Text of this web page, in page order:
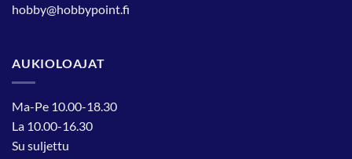
hobby@hobbypoint.fi
AUKIOLOAJAT
Ma-Pe 10.00-18.30
La 10.00-16.30
Su suljettu